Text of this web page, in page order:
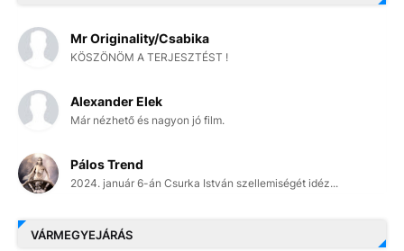
Mr Originality/Csabika
KÖSZÖNÖM A TERJESZTÉST !
Alexander Elek
Már nézhető és nagyon jó film.
Pálos Trend
2024. január 6-án Csurka István szellemiségét idéz...
VÁRMEGYEJÁRÁS